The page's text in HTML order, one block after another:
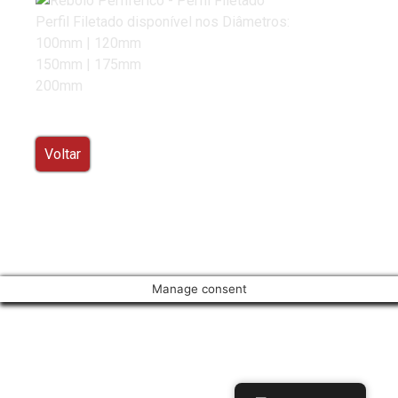
Perfil Filetado disponível nos Diâmetros:
100mm | 120mm
150mm | 175mm
200mm
Voltar
Manage consent